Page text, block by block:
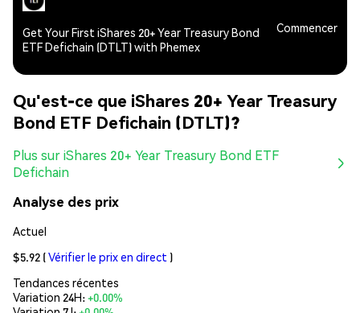
Get Your First iShares 20+ Year Treasury Bond
ETF Defichain (DTLT) with Phemex
Commencer
Qu'est-ce que iShares 20+ Year Treasury
Bond ETF Defichain (DTLT)?
Plus sur iShares 20+ Year Treasury Bond ETF
Defichain
Analyse des prix
Actuel
$5.92 (Vérifier le prix en direct )
Tendances récentes
Variation 24H:+0.00%